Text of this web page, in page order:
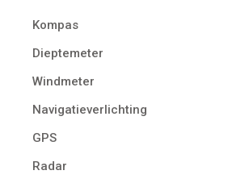
Kompas
Dieptemeter
Windmeter
Navigatieverlichting
GPS
Radar